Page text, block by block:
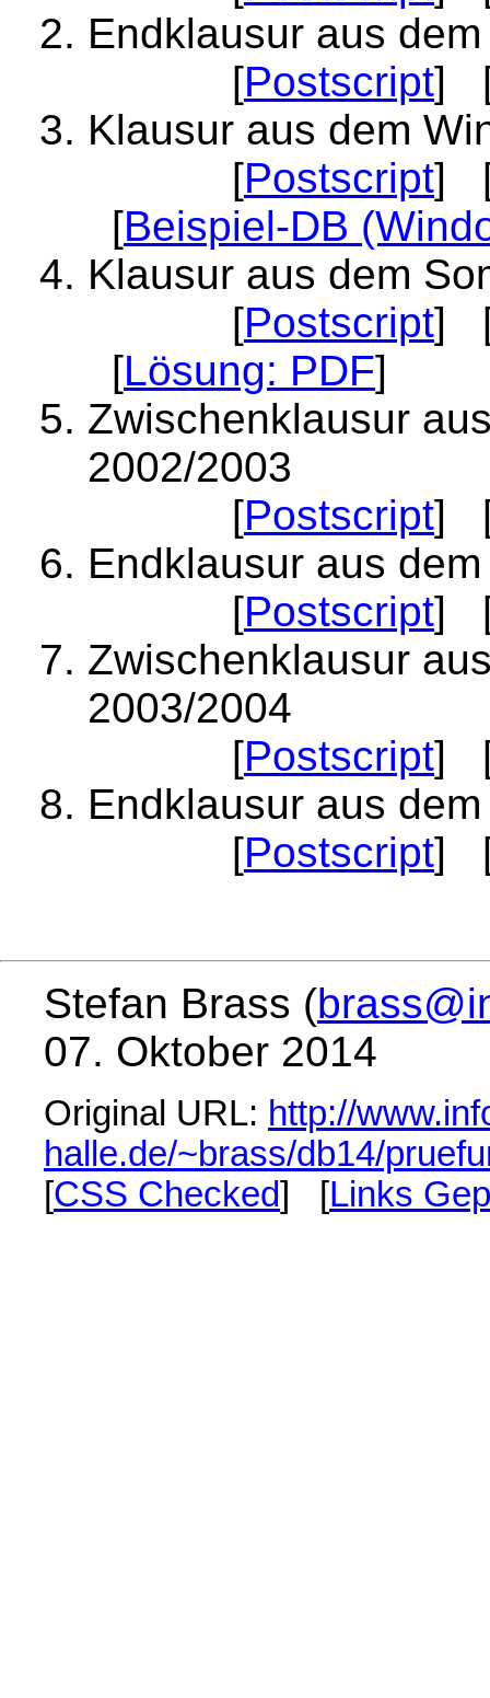
Endklausur aus
[Postscript]
Klausur aus dem
[Postscript]
[Beispiel-DB
Klausur aus dem
[Postscript]
[Lösung: PDF]
Zwischenklausur
2002/2003
[Postscript]
Endklausur aus
[Postscript]
Zwischenklausur
2003/2004
[Postscript]
Endklausur aus
[Postscript]
Stefan Brass (
07. Oktober 2014
Original URL: http://
halle.de/~brass/db14/
[CSS Checked] [Links